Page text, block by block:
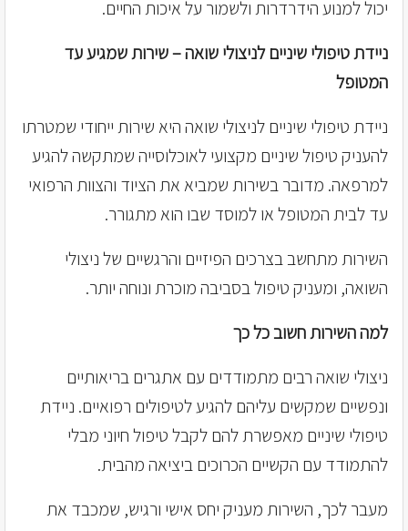
יכול למנוע הידרדרות ולשמור על איכות החיים.
ניידת טיפולי שיניים לניצולי שואה – שירות שמגיע עד
המטופל
ניידת טיפולי שיניים לניצולי שואה היא שירות ייחודי שמטרתו
להעניק טיפול שיניים מקצועי לאוכלוסייה שמתקשה להגיע
למרפאה. מדובר בשירות שמביא את הציוד והצוות הרפואי
עד לבית המטופל או למוסד שבו הוא מתגורר.
השירות מתחשב בצרכים הפיזיים והרגשיים של ניצולי
השואה, ומעניק טיפול בסביבה מוכרת ונוחה יותר.
למה השירות חשוב כל כך
ניצולי שואה רבים מתמודדים עם אתגרים בריאותיים
ונפשיים שמקשים עליהם להגיע לטיפולים רפואיים. ניידת
טיפולי שיניים מאפשרת להם לקבל טיפול חיוני מבלי
להתמודד עם הקשיים הכרוכים ביציאה מהבית.
מעבר לכך, השירות מעניק יחס אישי ורגיש, שמכבד את